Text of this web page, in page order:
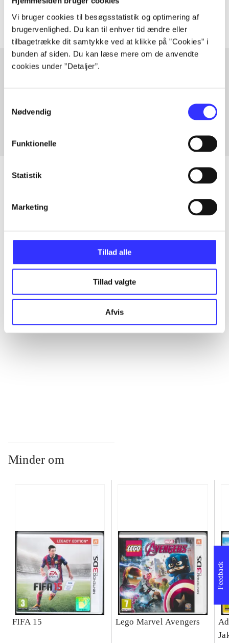
Vi bruger cookies til besøgsstatistik og optimering af
brugervenlighed. Du kan til enhver tid ændre eller
tilbagetrække dit samtykke ved at klikke på ”Cookies” i
bunden af siden. Du kan læse mere om de anvendte
cookies under ”Detaljer”.
Nødvendig
Funktionelle
Statistik
Marketing
Tillad alle
Tillad valgte
Afvis
Artikler
Minder om
FIFA 15 Lego Marvel Avengers
Feedback